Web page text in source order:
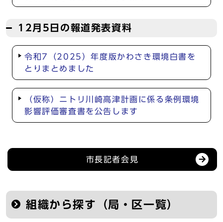
12月5日の報道発表資料
令和7（2025）年度版かわさき環境白書を
とりまとめました
（仮称）ニトリ川崎高津計画に係る条例環境
影響評価審査書を公告します
記者会見等の情報
市長記者会見
組織から探す（局・区一覧）